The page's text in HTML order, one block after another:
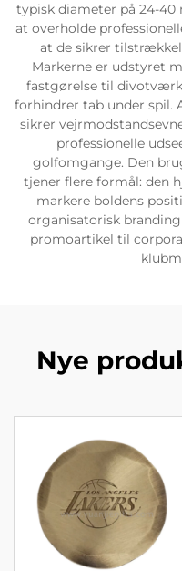
typisk diameter på 24-
at overholde
at de sikrer
Markerne er udstyret
fastgørelse til
forhindrer tab under spil.
sikrer
professionelle
golfomgange. Den
tjener flere formål: den
markere boldens
organisatorisk
promoartikel til
Nye